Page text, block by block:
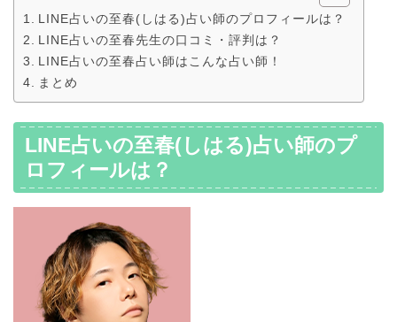
LINE占いの至春(しはる)占い師のプロフィールは？
LINE占いの至春先生の口コミ・評判は？
LINE占いの至春占い師はこんな占い師！
まとめ
LINE占いの至春(しはる)占い師のプ
ロフィールは？